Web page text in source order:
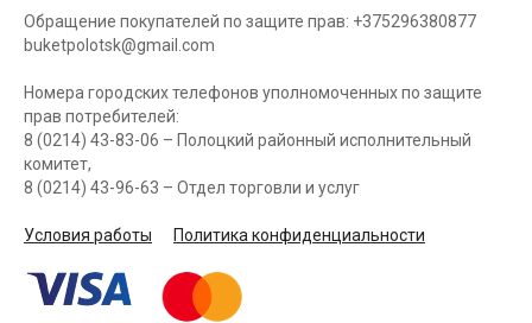
Обращение покупателей по защите прав: +375296380877
buketpolotsk@gmail.com
Номера городских телефонов уполномоченных по защите
прав потребителей:
8 (0214) 43-83-06 – Полоцкий районный исполнительный
комитет,
8 (0214) 43-96-63 – Отдел торговли и услуг
Условия работы Политика конфиденциальности